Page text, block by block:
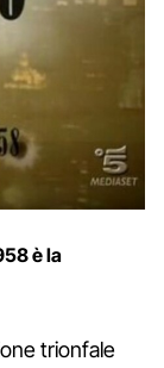
è la
trionfale